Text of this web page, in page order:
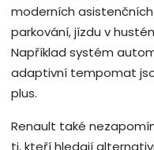
moderních
parkování, jízdu v
Například systém
adaptivní tempomat
plus.
Renault také
ti, kteří hledají